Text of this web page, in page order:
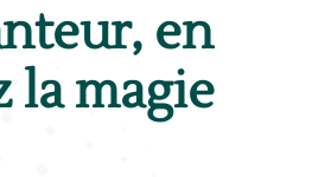
en
la magie